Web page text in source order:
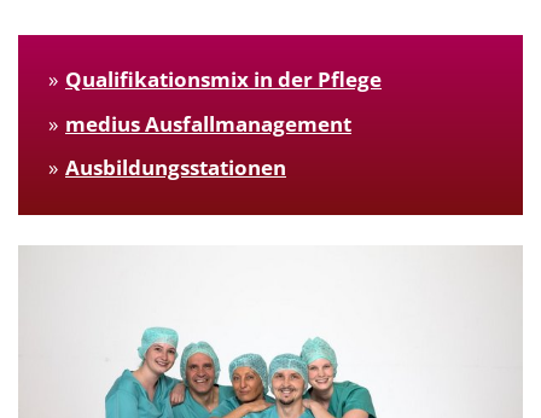
Qualifikationsmix in der Pflege
medius Ausfallmanagement
Ausbildungsstationen